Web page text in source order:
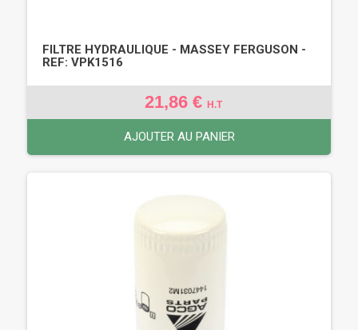
FILTRE HYDRAULIQUE - MASSEY FERGUSON -
REF: VPK1516
21,86 € H.T
AJOUTER AU PANIER